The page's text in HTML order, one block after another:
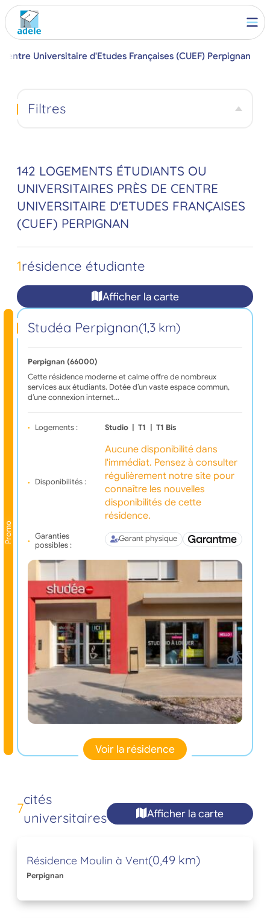
Centre Universitaire d'Etudes Françaises (CUEF) Perpignan
142 LOGEMENTS ÉTUDIANTS OU
UNIVERSITAIRES PRÈS DE CENTRE
UNIVERSITAIRE D'ETUDES FRANÇAISES
(CUEF) PERPIGNAN
1résidence étudiante
Afficher la carte
Promo
Studéa Perpignan(1,3 km)
Perpignan (66000)
Cette résidence moderne et calme offre de nombreux
services aux étudiants. Dotée d’un vaste espace commun,
d’une connexion internet…
Logements : Studio | T1 | T1 Bis
Disponibilités :
Aucune disponibilité dans
l'immédiat. Pensez à consulter
régulièrement notre site pour
connaître les nouvelles
disponibilités de cette
résidence.
Garanties
possibles :
Garant physique
Voir la résidence
7
cités
universitaires
Afficher la carte
Résidence Moulin à Vent(0,49 km)
Perpignan
Filtres